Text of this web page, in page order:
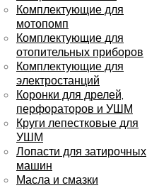
Комплектующие для
мотопомп
Комплектующие для
отопительных приборов
Комплектующие для
электростанций
Коронки для дрелей,
перфораторов и УШМ
Круги лепестковые для
УШМ
Лопасти для затирочных
машин
Масла и смазки